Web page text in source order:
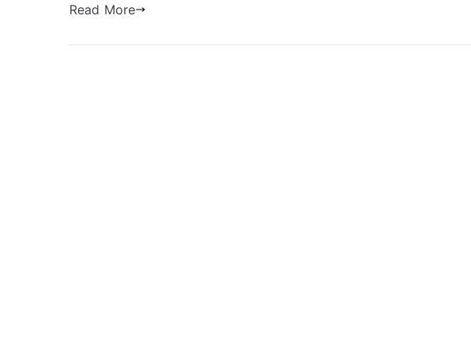
Read More